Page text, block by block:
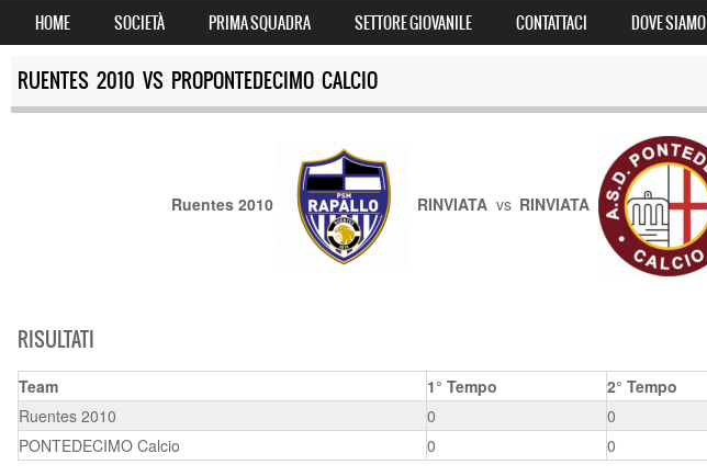
MENU
SKIP TO CONTENT
HOME SOCIETÀ PRIMA SQUADRA SETTORE GIOVANILE CONTATTACI DOVE SIAMO
RUENTES 2010 VS PROPONTEDECIMO CALCIO
Ruentes 2010 RINVIATA vs RINVIATA
RISULTATI
Team 1° Tempo 2° Tempo
Ruentes 2010
0 0
PONTEDECIMO Calcio
0 0